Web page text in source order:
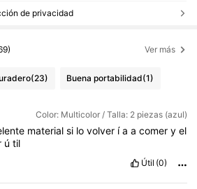
de privacidad
Ver más
(23) Buena portabilidad(1)
Color: Multicolor / Talla: 2 piezas (azul)
material si lo volver ía a comer y el
útil
Útil (0)